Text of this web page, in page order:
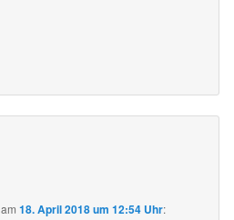
am18. April 2018 um 12:54 Uhr: